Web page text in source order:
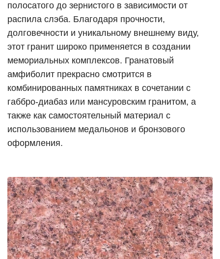
полосатого до зернистого в зависимости от
распила слэба. Благодаря прочности,
долговечности и уникальному внешнему виду,
этот гранит широко применяется в создании
мемориальных комплексов. Гранатовый
амфиболит прекрасно смотрится в
комбинированных памятниках в сочетании с
габбро-диабаз или мансуровским гранитом, а
также как самостоятельный материал с
использованием медальонов и бронзового
оформления.